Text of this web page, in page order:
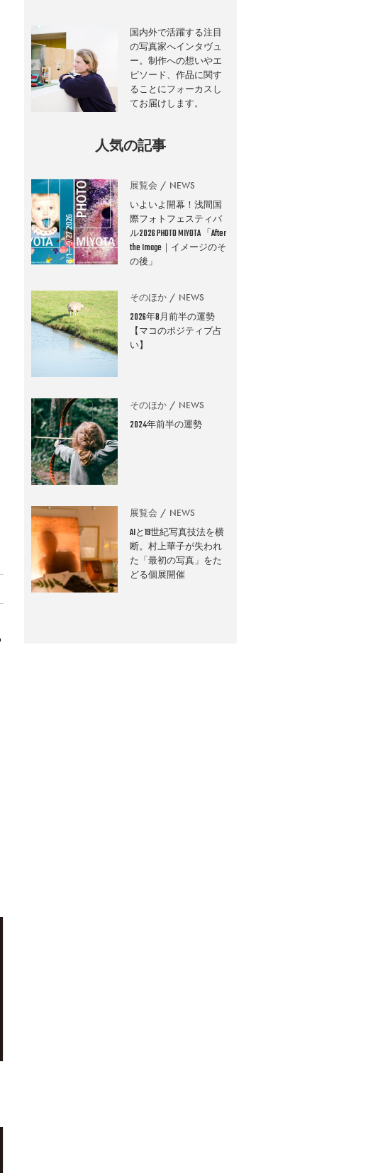
国内外で活躍する注目
の写真家へインタヴュ
ー。制作への想いやエ
ピソード、作品に関す
ることにフォーカスし
てお届けします。
人気の記事
展覧会 NEWS
いよいよ開幕！浅間国
際フォトフェスティバ
ル2026 PHOTO MIYOTA 「After
the Image｜イメージのそ
の後」
そのほか NEWS
2026年8月前半の運勢
【マコのポジティブ占
い】
そのほか NEWS
2024年前半の運勢
展覧会 NEWS
AIと19世紀写真技法を横
断。村上華子が失われ
た「最初の写真」をた
どる個展開催